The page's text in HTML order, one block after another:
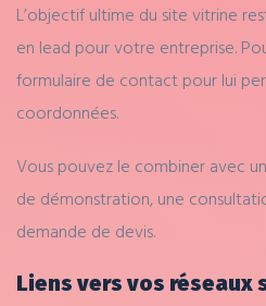
L’objectif ultime du site vitrine
en lead pour votre entreprise.
formulaire de contact pour lui
coordonnées.
Vous pouvez le combiner avec
de démonstration, une
demande de devis.
Liens vers vos réseaux